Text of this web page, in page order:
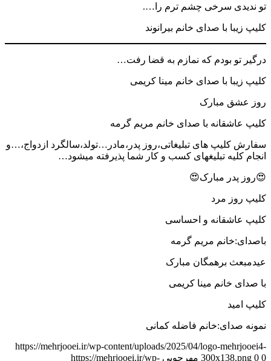
تو ندیدی سرخی چشم ترم را….
کلیپ زیبا با صدای خانم بیرانوند
درگیر تو بودم که نمازم به قضا رفت…
کلیپ زیبا با صدای خانم مینا کریمی
روز عشق مبارک
کلیپ عاشقانه با صدای خانم مریم گرمه
سفارش کلیپ های تبلیغاتی،روز پدر،مادر…تولد،سالگرد ازدواج،…و
انجام کلیه تبلیغهای کسب و کار شما پذیرفته میشود…
😍روز پدر مبارک😍
کلیپ روز مرد
کلیپ عاشقانه و احساسی
باصدای:خانم مریم گرمه
عیدمبعث برهمگان مبارک
با صدای خانم مینا کریمی
کلیپ امید
نمونه صدای:خانم فاضله کمانی
https://mehrjooei.ir/wp-content/uploads/2025/04/logo-mehrjooei4-
300x138.png 0 0 مهرجویی https://mehrjooei.ir/wp-